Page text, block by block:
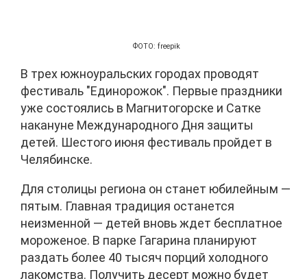
ФОТО: freepik
В трех южноуральских городах проводят
фестиваль "Единорожок". Первые праздники
уже состоялись в Магнитогорске и Сатке
накануне Международного Дня защиты
детей. Шестого июня фестиваль пройдет в
Челябинске.
Для столицы региона он станет юбилейным —
пятым. Главная традиция останется
неизменной — детей вновь ждет бесплатное
мороженое. В парке Гагарина планируют
раздать более 40 тысяч порций холодного
лакомства. Получить десерт можно будет